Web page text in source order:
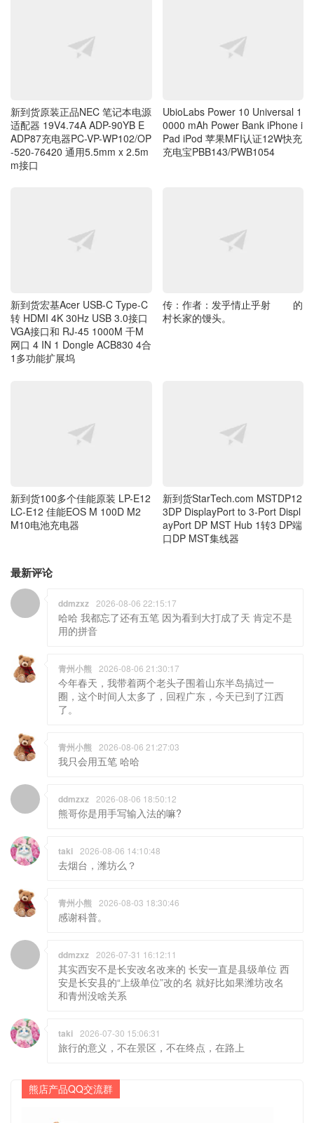
-520-76420 通用5.5mm x 2.5m
m接口
网口 4 IN 1 Dongle ACB830 4合
1多功能扩展坞
口DP MST集线器
最新评论
青州小熊 2026-08-06 21:30:17
今年春天，我带着两个老头子围着山东半岛搞过一
了。
青州小熊 2026-08-06 21:27:03
我只会用五笔 哈哈
ddmzxz 2026-08-06 18:50:12
熊哥你是用手写输入法的嘛?
taki 2026-08-06 14:10:48
去烟台，潍坊么？
青州小熊 2026-08-03 18:30:46
感谢科普。
ddmzxz 2026-07-31 16:12:11
其实西安不是长安改名改来的 长安一直是县级单位 西
taki 2026-07-30 15:06:31
旅行的意义，不在景区，不在终点，在路上
熊店产品QQ交流群